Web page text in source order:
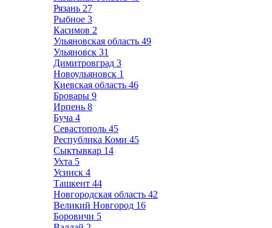
Рязань 27
Рыбное 3
Касимов 2
Ульяновская область 49
Ульяновск 31
Димитровград 3
Новоульяновск 1
Киевская область 46
Бровары 9
Ирпень 8
Буча 4
Севастополь 45
Республика Коми 45
Сыктывкар 14
Ухта 5
Усинск 4
Ташкент 44
Новгородская область 42
Великий Новгород 16
Боровичи 5